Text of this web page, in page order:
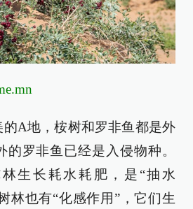
A地，桉树和罗非鱼都是外
罗非鱼已经是入侵物种。
生长耗水耗肥，是“抽水
林也有“化感作用”，它们生